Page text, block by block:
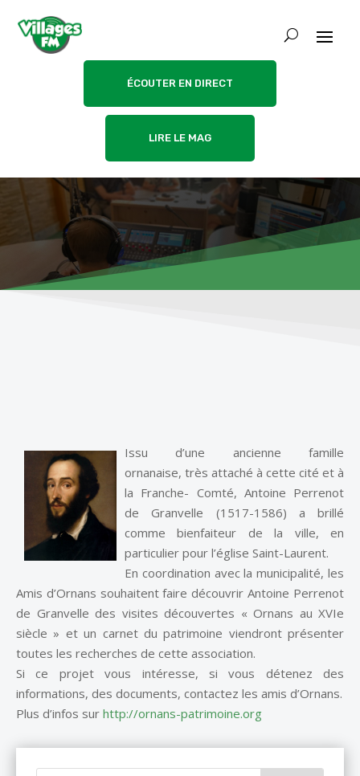
ÉCOUTER EN DIRECT
LIRE LE MAG
Issu d’une ancienne famille
ornanaise, très attaché à cette cité et à
la Franche- Comté, Antoine Perrenot
de Granvelle (1517-1586) a brillé
comme bienfaiteur de la ville, en
particulier pour l’église Saint-Laurent.
En coordination avec la municipalité, les
Amis d’Ornans souhaitent faire découvrir Antoine Perrenot
de Granvelle des visites découvertes « Ornans au XVIe
siècle » et un carnet du patrimoine viendront présenter
toutes les recherches de cette association.
Si ce projet vous intéresse, si vous détenez des
informations, des documents, contactez les amis d’Ornans.
Plus d’infos sur http://ornans-patrimoine.org